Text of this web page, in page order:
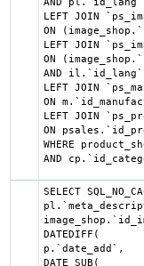
LEFT JOIN
ON
LEFT JOIN
ON
AND
LEFT JOIN
ON
LEFT JOIN
ON
WHERE
AND
SELECT
DATEDIFF(
p.`date_add`,
DATE_SUB(